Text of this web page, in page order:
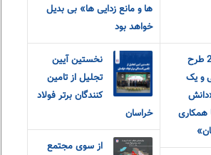
ها و مانع زدایی ها» بی بدیل
خواهد بود
اجرای 2 طرح
و یک
همکاری
نخستین آیین
تجلیل از تامین
کنندگان برتر فولاد
خراسان
از سوی مجتمع